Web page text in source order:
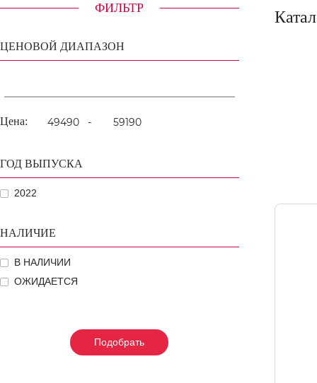
ФИЛЬТР
ЦЕНОВОЙ ДИАПАЗОН
Цена: -
ГОД ВЫПУСКА
2022
НАЛИЧИЕ
В НАЛИЧИИ
ОЖИДАЕТСЯ
Подобрать
Подобрать
Подобрать